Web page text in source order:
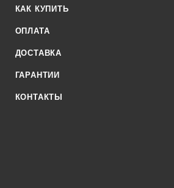
КАК КУПИТЬ
ОПЛАТА
ДОСТАВКА
ГАРАНТИИ
КОНТАКТЫ